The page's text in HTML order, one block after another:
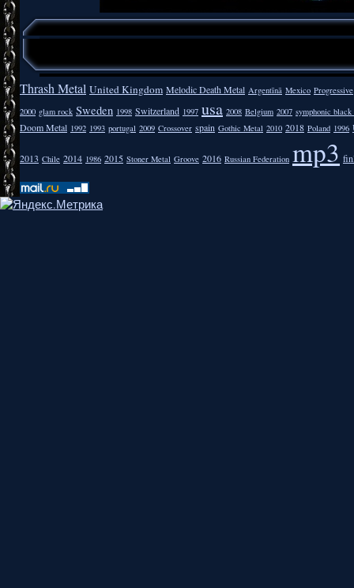
Thrash Metal United Kingdom Melodic Death Metal Argentīnā Mexico Progressive
2000 glam rock Sweden 1998 Switzerland 1997 usa 2008 Belgium 2007 symphonic
Doom Metal 1992 1993 portugal 2009 Crossover spain Gothic Metal 2010 2018 Poland 1996
2013 Chile 2014 1986 2015 Stoner Metal Groove 2016 Russian Federation mp3